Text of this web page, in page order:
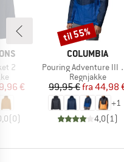
2
pris
€
(0)
MÆRKE
COLUMBIA
Artikel
Pouring Adventure III Jacket
Produktgruppe
Regnjakke
Pris
99,95 € Nedsat
fra 44,98
+1
4,0( 1)
Rabat
til 55%